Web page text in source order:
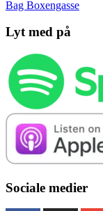
Bag Boxengasse
Lyt med på
Sociale medier